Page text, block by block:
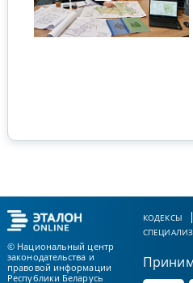
© Национальный центр
законодательства и
правовой информации
Республики Беларусь
КОДЕКСЫ